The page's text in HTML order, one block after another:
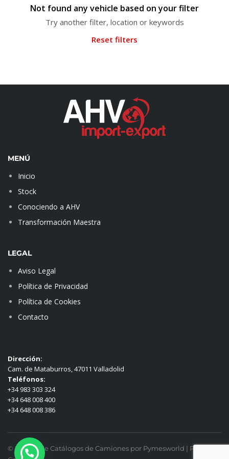
Not found any vehicle based on your filter
Try another filter, location or keywords
Reset filters
MENÚ
Inicio
Stock
Conociendo a AHV
Transformación Maestra
LEGAL
Aviso Legal
Política de Privacidad
Política de Cookies
Contacto
Dirección:
Cam. de Mataburros, 47011 Valladolid
Teléfonos:
+34 983 303 324
+34 648 008 400
+34 648 008 386
© Diseño de Catálogos de Camiones por Pymesworld | Panel de